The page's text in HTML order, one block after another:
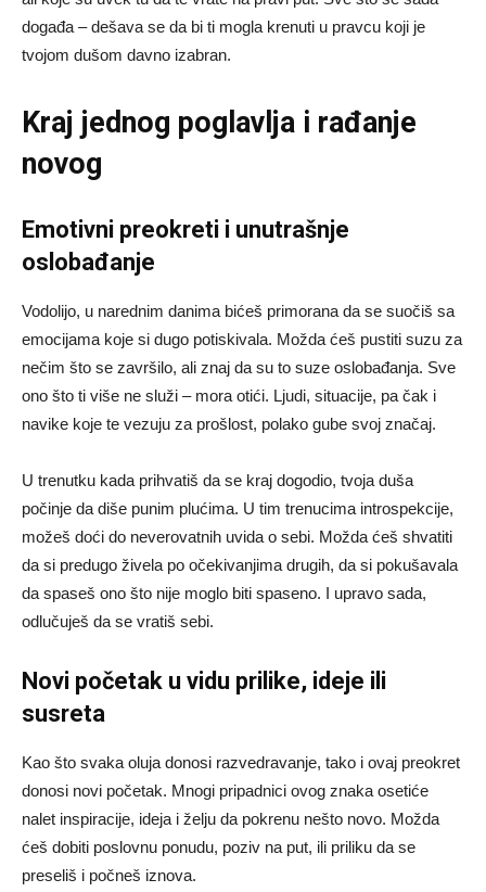
događa – dešava se da bi ti mogla krenuti u pravcu koji je
tvojom dušom davno izabran.
Kraj jednog poglavlja i rađanje
novog
Emotivni preokreti i unutrašnje
oslobađanje
Vodolijo, u narednim danima bićeš primorana da se suočiš sa
emocijama koje si dugo potiskivala. Možda ćeš pustiti suzu za
nečim što se završilo, ali znaj da su to suze oslobađanja. Sve
ono što ti više ne služi – mora otići. Ljudi, situacije, pa čak i
navike koje te vezuju za prošlost, polako gube svoj značaj.
U trenutku kada prihvatiš da se kraj dogodio, tvoja duša
počinje da diše punim plućima. U tim trenucima introspekcije,
možeš doći do neverovatnih uvida o sebi. Možda ćeš shvatiti
da si predugo živela po očekivanjima drugih, da si pokušavala
da spaseš ono što nije moglo biti spaseno. I upravo sada,
odlučuješ da se vratiš sebi.
Novi početak u vidu prilike, ideje ili
susreta
Kao što svaka oluja donosi razvedravanje, tako i ovaj preokret
donosi novi početak. Mnogi pripadnici ovog znaka osetiće
nalet inspiracije, ideja i želju da pokrenu nešto novo. Možda
ćeš dobiti poslovnu ponudu, poziv na put, ili priliku da se
preseliš i počneš iznova.